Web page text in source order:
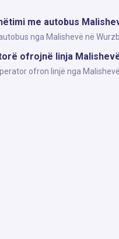
me autobus
nga Malishevë në
ofrojnë linja
ofron linjë nga